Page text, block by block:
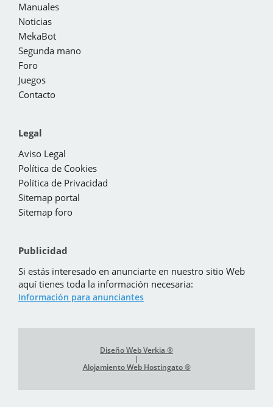
Manuales
Noticias
MekaBot
Segunda mano
Foro
Juegos
Contacto
Legal
Aviso Legal
Política de Cookies
Política de Privacidad
Sitemap portal
Sitemap foro
Publicidad
Si estás interesado en anunciarte en nuestro sitio Web
aquí tienes toda la información necesaria:
Información para anunciantes
Diseño Web Verkia ®
|
Alojamiento Web Hostingato ®